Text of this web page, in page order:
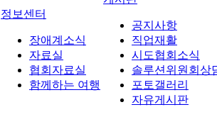
정보센터
장애계소식
자료실
협회자료실
함께하는 여행
공지사항
직업재활
시도협회소식
솔루션위원회상
포토갤러리
자유게시판